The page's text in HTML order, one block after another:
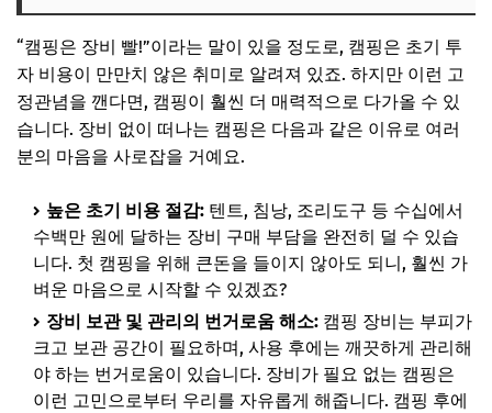
추가할인 코드 WRVE6
어떤 곳을 골라야 할까? 초보 맞춤 캠핑장 선정 기준
📌 지금 뜨는 꿀정보! 놓치지 마세요
추가할인 코드 WRVE6
캠핑 초보 환영! 장비 없이 즐기는 명소 추천 BEST 3
감성 카라반: 프라이빗한 우리만의 공간
풀옵션 펜션형 캠핑장: 편리함과 자연의 조화
추가할인 코드 WRVE6
몸만 가도 OK! 첫 캠핑 시 준비물 체크리스트
“캠핑은 장비 빨!”이라는 말이 있을 정도로, 캠핑은 초기 투
자 비용이 만만치 않은 취미로 알려져 있죠. 하지만 이런 고
정관념을 깬다면, 캠핑이 훨씬 더 매력적으로 다가올 수 있
습니다. 장비 없이 떠나는 캠핑은 다음과 같은 이유로 여러
분의 마음을 사로잡을 거예요.
높은 초기 비용 절감: 텐트, 침낭, 조리도구 등 수십에서
수백만 원에 달하는 장비 구매 부담을 완전히 덜 수 있습
니다. 첫 캠핑을 위해 큰돈을 들이지 않아도 되니, 훨씬 가
벼운 마음으로 시작할 수 있겠죠?
장비 보관 및 관리의 번거로움 해소: 캠핑 장비는 부피가
크고 보관 공간이 필요하며, 사용 후에는 깨끗하게 관리해
야 하는 번거로움이 있습니다. 장비가 필요 없는 캠핑은
이런 고민으로부터 우리를 자유롭게 해줍니다. 캠핑 후에